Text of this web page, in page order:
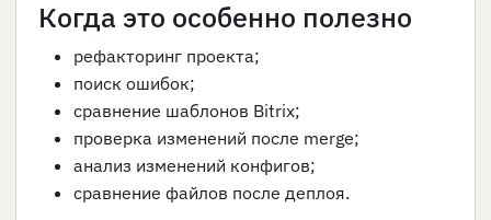
Когда это особенно полезно
рефакторинг проекта;
поиск ошибок;
сравнение шаблонов Bitrix;
проверка изменений после merge;
анализ изменений конфигов;
сравнение файлов после деплоя.